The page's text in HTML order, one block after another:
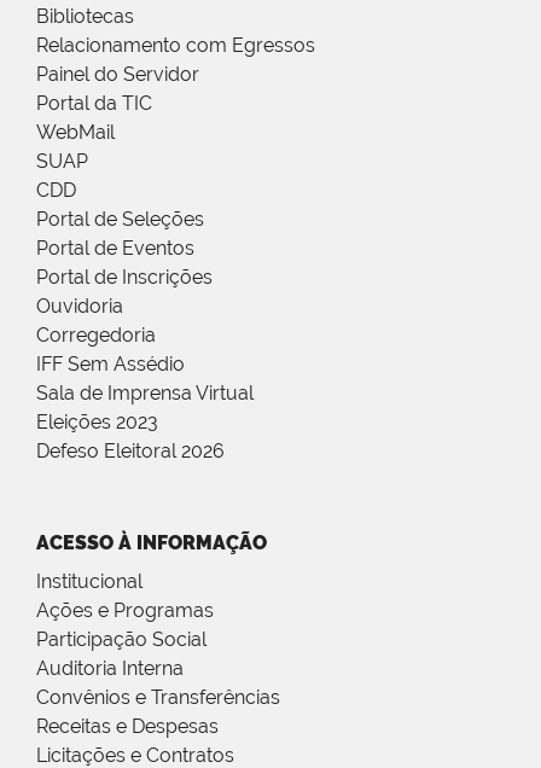
Bibliotecas
Relacionamento com Egressos
Painel do Servidor
Portal da TIC
WebMail
SUAP
CDD
Portal de Seleções
Portal de Eventos
Portal de Inscrições
Ouvidoria
Corregedoria
IFF Sem Assédio
Sala de Imprensa Virtual
Eleições 2023
Defeso Eleitoral 2026
ACESSO À INFORMAÇÃO
Institucional
Ações e Programas
Participação Social
Auditoria Interna
Convênios e Transferências
Receitas e Despesas
Licitações e Contratos